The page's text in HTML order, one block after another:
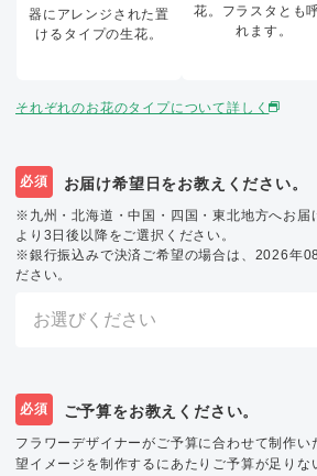
器にアレンジされた置
けるタイプの生花。
花。フラスタとも
れます。
それぞれのお花のタイプについて詳しく
必須 お届け希望日をお教えください。
※九州・北海道・中国・四国・東北地方へお届
より3日後以降をご選択ください。
※銀行振込みで決済ご希望の場合は、2026年
ださい。
必須 ご予算をお教えください。
フラワーデザイナーがご予算に合わせて制作
望イメージを制作するにあたりご予算が足りな